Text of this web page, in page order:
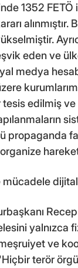
1352 FETÖ
eden ve
medya
edilmiş ve
propaganda
mücadele
yalnızca
ve
terör